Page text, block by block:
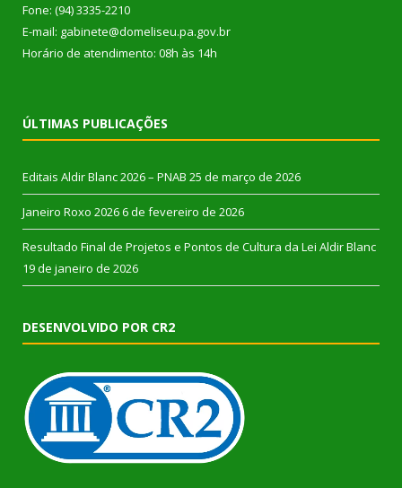
Fone: (94) 3335-2210
E-mail: gabinete@domeliseu.pa.gov.br
Horário de atendimento: 08h às 14h
ÚLTIMAS PUBLICAÇÕES
Editais Aldir Blanc 2026 – PNAB 25 de março de 2026
Janeiro Roxo 2026 6 de fevereiro de 2026
Resultado Final de Projetos e Pontos de Cultura da Lei Aldir Blanc
19 de janeiro de 2026
DESENVOLVIDO POR CR2